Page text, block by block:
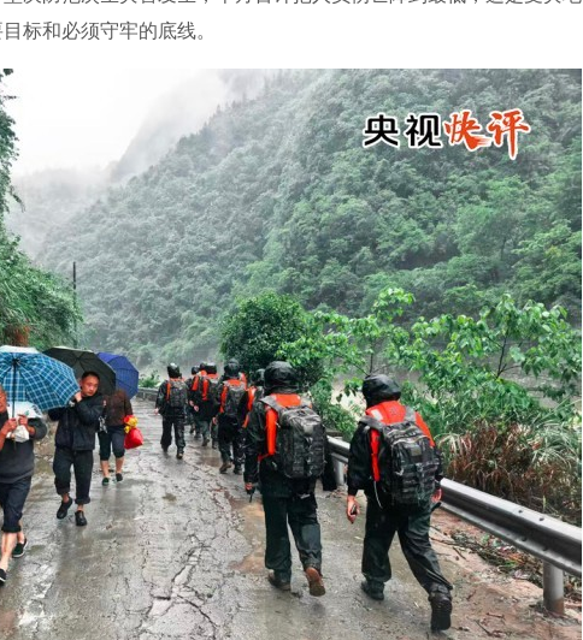
标和必须守牢的底线。